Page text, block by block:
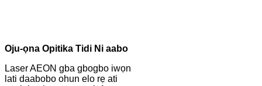
Oju-ọna Opitika Tidi Ni aabo
Laser AEON gba gbogbo iwọn
lati daabobo ohun elo rẹ ati